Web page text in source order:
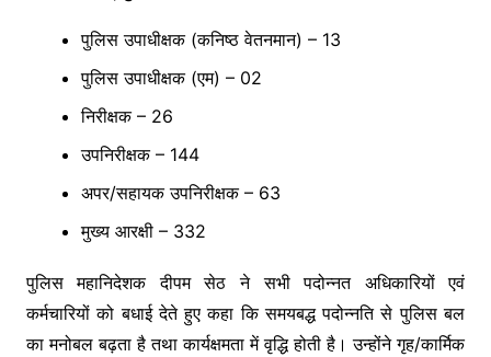
पुलिस उपाधीक्षक (कनिष्ठ वेतनमान) – 13
पुलिस उपाधीक्षक (एम) – 02
निरीक्षक – 26
उपनिरीक्षक – 144
अपर/सहायक उपनिरीक्षक – 63
मुख्य आरक्षी – 332
पुलिस महानिदेशक दीपम सेठ ने सभी पदोन्नत अधिकारियों एवं
कर्मचारियों को बधाई देते हुए कहा कि समयबद्ध पदोन्नति से पुलिस बल
का मनोबल बढ़ता है तथा कार्यक्षमता में वृद्धि होती है। उन्होंने गृह/कार्मिक